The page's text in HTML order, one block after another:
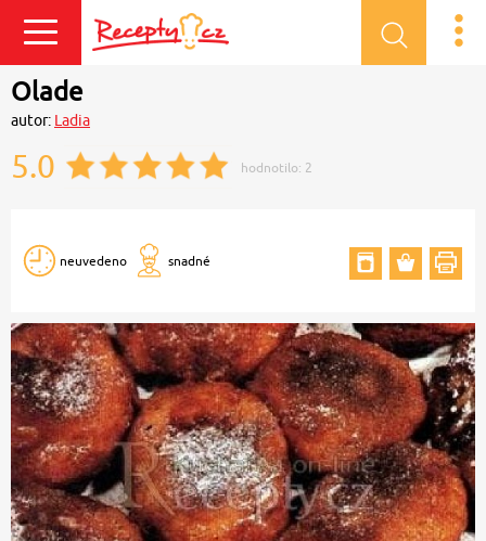
Přihlásit se
Olade
autor: Ladia
5.0 hodnotilo: 2
neuvedeno snadné